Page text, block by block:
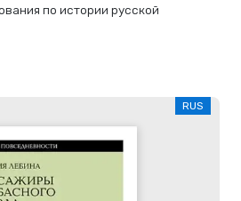
по истории русской
RUS